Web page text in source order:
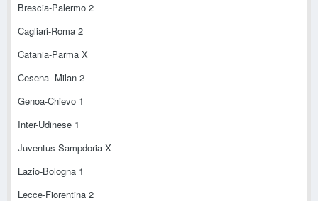
Brescia-Palermo 2
Cagliari-Roma 2
Catania-Parma X
Cesena- Milan 2
Genoa-Chievo 1
Inter-Udinese 1
Juventus-Sampdoria X
Lazio-Bologna 1
Lecce-Fiorentina 2